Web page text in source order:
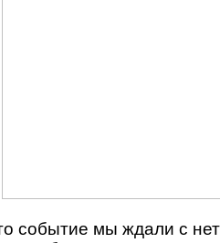
событие мы ждали с